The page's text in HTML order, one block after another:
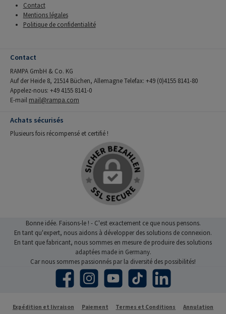
Contact
Mentions légales
Politique de confidentialité
Contact
RAMPA GmbH & Co. KG
Auf der Heide 8, 21514 Büchen, Allemagne Telefax: +49 (0)4155 8141-80
Appelez-nous: +49 4155 8141-0
E-mail mail@rampa.com
Achats sécurisés
Plusieurs fois récompensé et certifié !
Bonne idée. Faisons-le ! - C'est exactement ce que nous pensons.
En tant qu'expert, nous aidons à développer des solutions de connexion.
En tant que fabricant, nous sommes en mesure de produire des solutions
adaptées made in Germany.
Car nous sommes passionnés par la diversité des possibilités!
Facebook Instagram YouTube TikTok LinkedIn
Expédition et livraison Paiement Termes et Conditions Annulation